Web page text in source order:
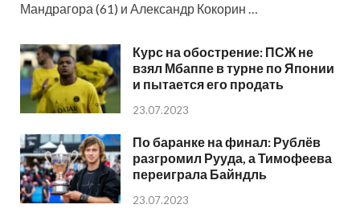
Мандрагора (61) и Александр Кокорин …
Курс на обострение: ПСЖ не
взял Мбаппе в турне по Японии
и пытается его продать
23.07.2023
По баранке на финал: Рублёв
разгромил Рууда, а Тимофеева
переиграла Байндль
23.07.2023